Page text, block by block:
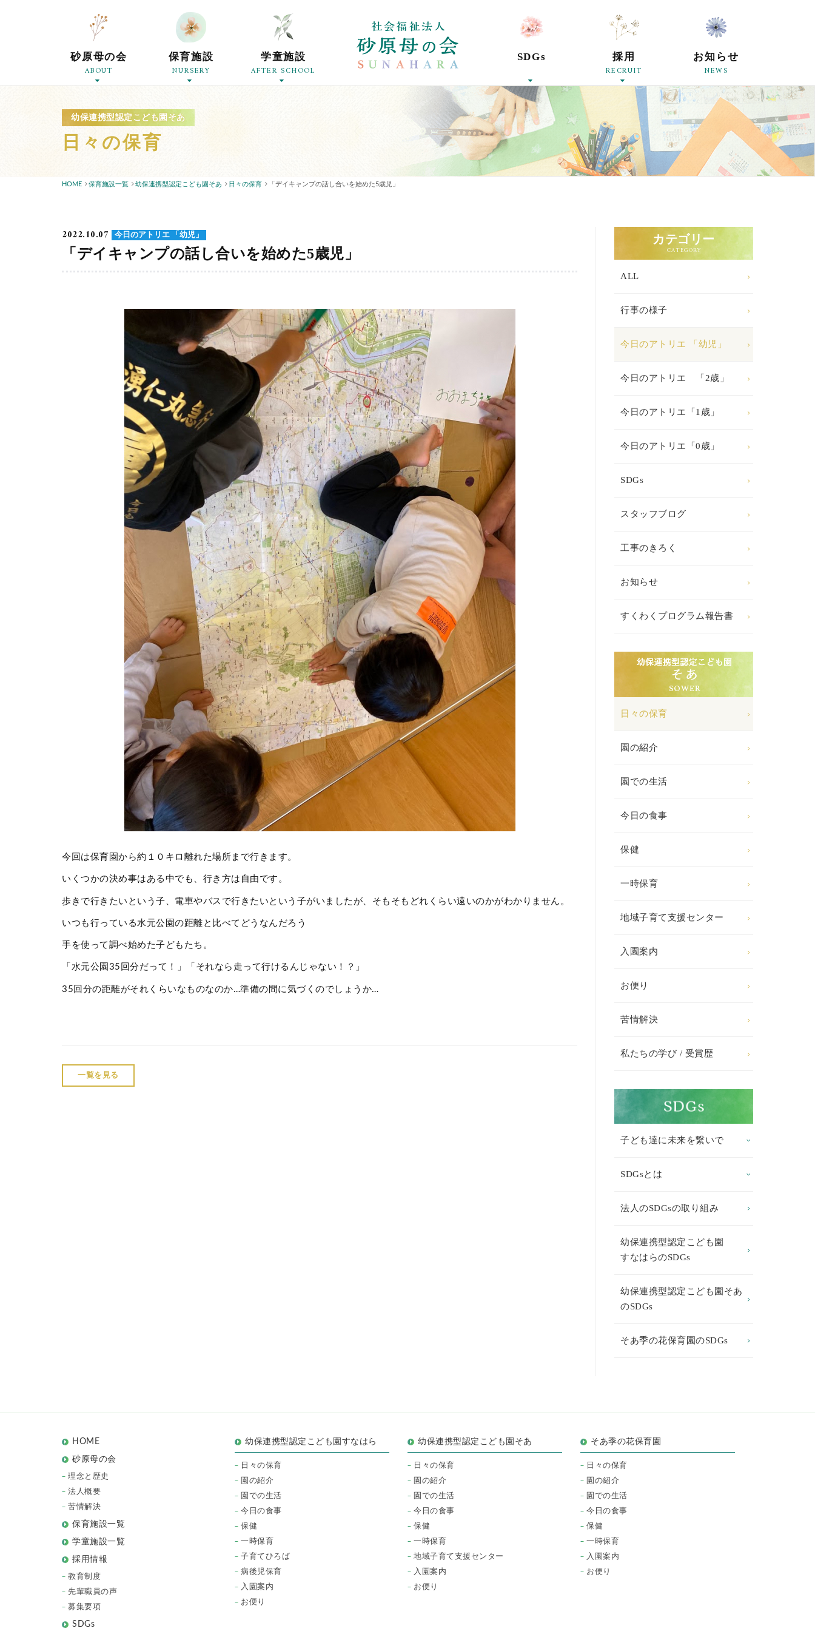
社会福祉法人砂原母の会
砂原母の会
ABOUT
保育施設
NURSERY
学童施設
AFTER SCHOOL
SDGs 採用
RECRUIT
お知らせ
NEWS
幼保連携型認定こども園そあ
日々の保育
HOME 保育施設一覧 幼保連携型認定こども園そあ 日々の保育 「デイキャンプの話し合いを始めた5歳児」
カテゴリー
CATEGORY
ALL
行事の様子
今日のアトリエ 「幼児」
今日のアトリエ 「2歳」
今日のアトリエ「1歳」
今日のアトリエ「0歳」
SDGs
スタッフブログ
工事のきろく
お知らせ
すくわくプログラム報告書
日々の保育
園の紹介
園での生活
今日の食事
保健
一時保育
地域子育て支援センター
入園案内
お便り
苦情解決
私たちの学び / 受賞歴
子ども達に未来を繋いで
SDGsとは
法人のSDGsの取り組み
幼保連携型認定こども園
すなはらのSDGs
幼保連携型認定こども園そあ
のSDGs
そあ季の花保育園のSDGs
2022.10.07 今日のアトリエ 「幼児」
「デイキャンプの話し合いを始めた5歳児」
今回は保育園から約１０キロ離れた場所まで行きます。
いくつかの決め事はある中でも、行き方は自由です。
歩きで行きたいという子、電車やバスで行きたいという子がいましたが、そもそもどれくらい遠いのかがわかりません。
いつも行っている水元公園の距離と比べてどうなんだろう
手を使って調べ始めた子どもたち。
「水元公園35回分だって！」「それなら走って行けるんじゃない！？」
35回分の距離がそれくらいなものなのか…準備の間に気づくのでしょうか…
一覧を見る
HOME
砂原母の会
理念と歴史
法人概要
苦情解決
保育施設一覧
学童施設一覧
採用情報
教育制度
先輩職員の声
募集要項
SDGs
幼保連携型認定こども園すなはら
日々の保育
園の紹介
園での生活
今日の食事
保健
一時保育
子育てひろば
病後児保育
入園案内
お便り
幼保連携型認定こども園そあ
日々の保育
園の紹介
園での生活
今日の食事
保健
一時保育
地域子育て支援センター
入園案内
お便り
そあ季の花保育園
日々の保育
園の紹介
園での生活
今日の食事
保健
一時保育
入園案内
お便り